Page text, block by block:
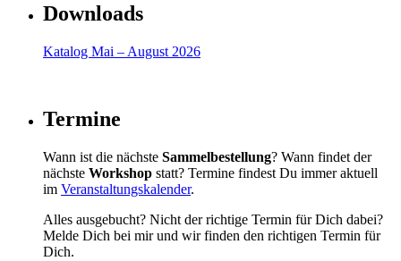
Downloads
Katalog Mai – August 2026
Termine
Wann ist die nächste Sammelbestellung? Wann findet der
nächste Workshop statt? Termine findest Du immer aktuell
im Veranstaltungskalender.
Alles ausgebucht? Nicht der richtige Termin für Dich dabei?
Melde Dich bei mir und wir finden den richtigen Termin für
Dich.